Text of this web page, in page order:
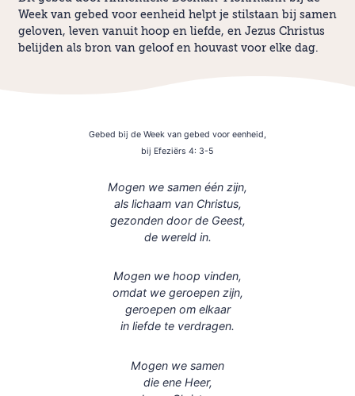
Week van gebed voor eenheid helpt je stilstaan bij samen
geloven, leven vanuit hoop en liefde, en Jezus Christus
belijden als bron van geloof en houvast voor elke dag.
Gebed bij de Week van gebed voor eenheid,
bij Efeziërs 4: 3-5
Mogen we samen één zijn,
als lichaam van Christus,
gezonden door de Geest,
de wereld in.
Mogen we hoop vinden,
omdat we geroepen zijn,
geroepen om elkaar
in liefde te verdragen.
Mogen we samen
die ene Heer,